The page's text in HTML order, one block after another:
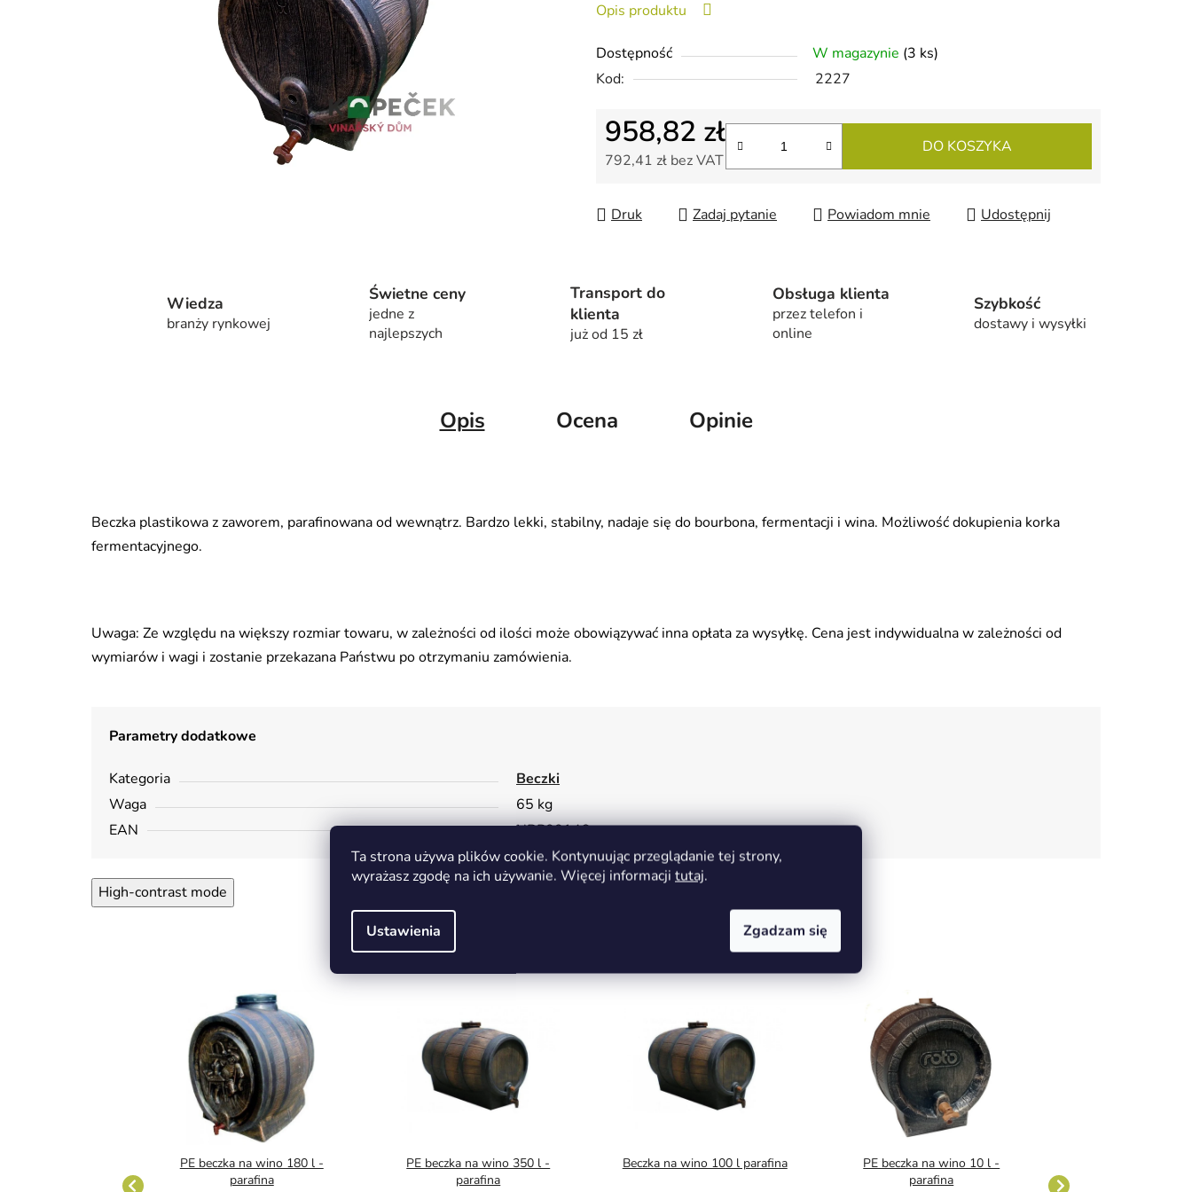
Ta strona używa plików cookie. Kontynuując przeglądanie tej strony,
wyrażasz zgodę na ich używanie. Więcej informacji tutaj.
Ustawienia Zgadzam się
na
5
gwiazdek.
Opis produktu
Dostępność W magazynie (3 ks)
Kod:
2227
958,82 zł
792,41 zł bez VAT
DO KOSZYKA
Druk Zadaj pytanie Powiadom mnie Udostępnij
Wiedza
branży rynkowej
Świetne ceny
jedne z
najlepszych
Transport do
klienta
już od 15 zł
Obsługa klienta
przez telefon i
online
Szybkość
dostawy i wysyłki
Opis Ocena Opinie
Beczka plastikowa z zaworem, parafinowana od wewnątrz. Bardzo lekki, stabilny, nadaje się do bourbona, fermentacji i wina. Możliwość dokupienia korka
fermentacyjnego.
Uwaga: Ze względu na większy rozmiar towaru, w zależności od ilości może obowiązywać inna opłata za wysyłkę. Cena jest indywidualna w zależności od
wymiarów i wagi i zostanie przekazana Państwu po otrzymaniu zamówienia.
Parametry dodatkowe
Kategoria
Beczki
Waga
65 kg
EAN
NBP00146
High-contrast mode
Możesz być zainteresowany
PE beczka na wino 180 l -
parafina
PE beczka na wino 350 l -
parafina
Beczka na wino 100 l parafina
PE beczka na wino 10 l -
parafina